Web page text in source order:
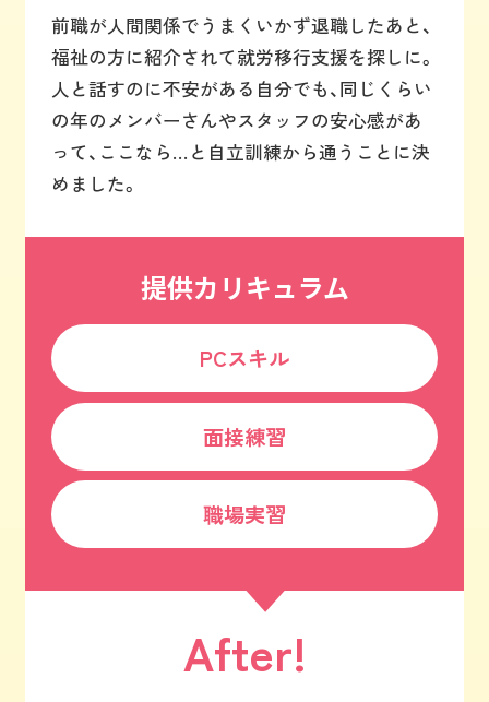
前職が人間関係でうまくいかず退職したあと、
福祉の方に紹介されて就労移行支援を探しに。
人と話すのに不安がある自分でも、同じくらい
の年のメンバーさんやスタッフの安心感があ
って、ここなら…と自立訓練から通うことに決
めました。
提供カリキュラム
PCスキル
面接練習
職場実習
After!